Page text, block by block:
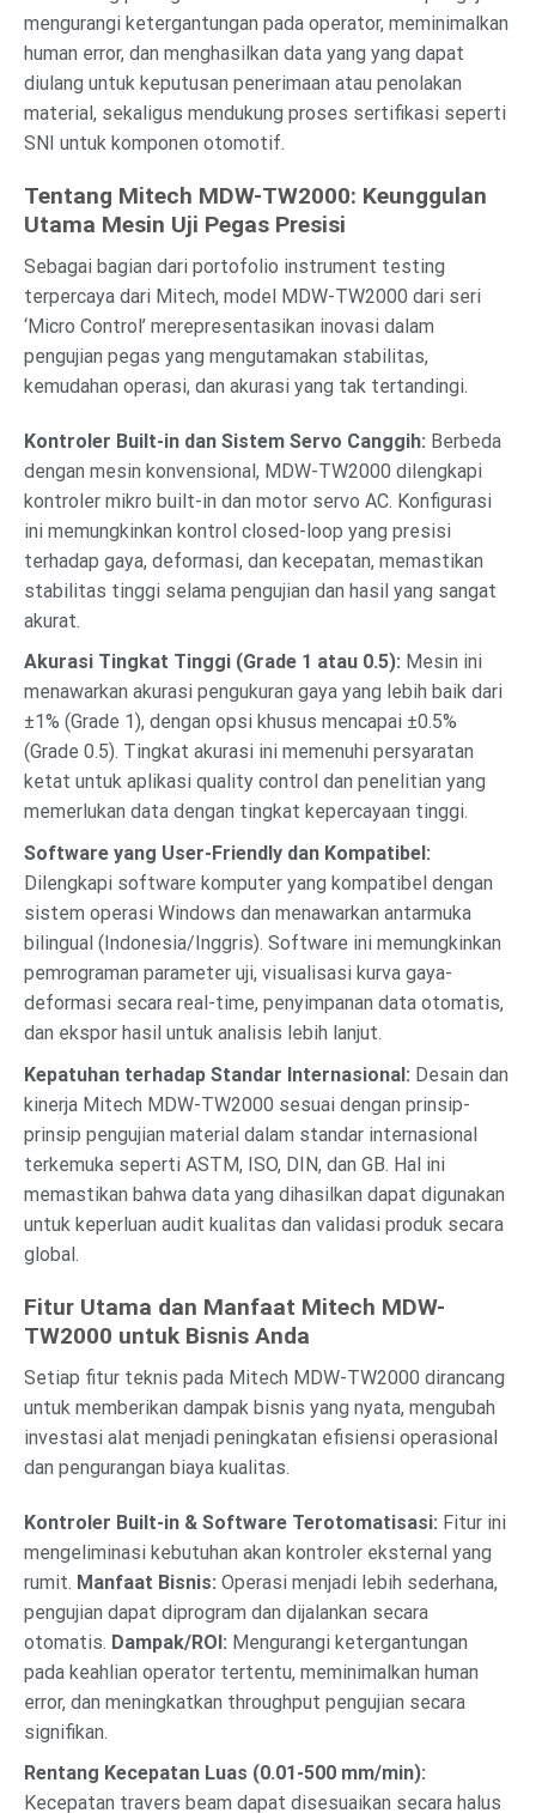
mengurangi ketergantungan pada operator, meminimalkan
human error, dan menghasilkan data yang yang dapat
diulang untuk keputusan penerimaan atau penolakan
material, sekaligus mendukung proses sertifikasi seperti
SNI untuk komponen otomotif.
Tentang Mitech MDW-TW2000: Keunggulan
Utama Mesin Uji Pegas Presisi
Sebagai bagian dari portofolio instrument testing
terpercaya dari Mitech, model MDW-TW2000 dari seri
‘Micro Control’ merepresentasikan inovasi dalam
pengujian pegas yang mengutamakan stabilitas,
kemudahan operasi, dan akurasi yang tak tertandingi.
Kontroler Built-in dan Sistem Servo Canggih: Berbeda
dengan mesin konvensional, MDW-TW2000 dilengkapi
kontroler mikro built-in dan motor servo AC. Konfigurasi
ini memungkinkan kontrol closed-loop yang presisi
terhadap gaya, deformasi, dan kecepatan, memastikan
stabilitas tinggi selama pengujian dan hasil yang sangat
akurat.
Akurasi Tingkat Tinggi (Grade 1 atau 0.5): Mesin ini
menawarkan akurasi pengukuran gaya yang lebih baik dari
±1% (Grade 1), dengan opsi khusus mencapai ±0.5%
(Grade 0.5). Tingkat akurasi ini memenuhi persyaratan
ketat untuk aplikasi quality control dan penelitian yang
memerlukan data dengan tingkat kepercayaan tinggi.
Software yang User-Friendly dan Kompatibel:
Dilengkapi software komputer yang kompatibel dengan
sistem operasi Windows dan menawarkan antarmuka
bilingual (Indonesia/Inggris). Software ini memungkinkan
pemrograman parameter uji, visualisasi kurva gaya-
deformasi secara real-time, penyimpanan data otomatis,
dan ekspor hasil untuk analisis lebih lanjut.
Kepatuhan terhadap Standar Internasional: Desain dan
kinerja Mitech MDW-TW2000 sesuai dengan prinsip-
prinsip pengujian material dalam standar internasional
terkemuka seperti ASTM, ISO, DIN, dan GB. Hal ini
memastikan bahwa data yang dihasilkan dapat digunakan
untuk keperluan audit kualitas dan validasi produk secara
global.
Fitur Utama dan Manfaat Mitech MDW-
TW2000 untuk Bisnis Anda
Setiap fitur teknis pada Mitech MDW-TW2000 dirancang
untuk memberikan dampak bisnis yang nyata, mengubah
investasi alat menjadi peningkatan efisiensi operasional
dan pengurangan biaya kualitas.
Kontroler Built-in & Software Terotomatisasi: Fitur ini
mengeliminasi kebutuhan akan kontroler eksternal yang
rumit. Manfaat Bisnis: Operasi menjadi lebih sederhana,
pengujian dapat diprogram dan dijalankan secara
otomatis. Dampak/ROI: Mengurangi ketergantungan
pada keahlian operator tertentu, meminimalkan human
error, dan meningkatkan throughput pengujian secara
signifikan.
Rentang Kecepatan Luas (0.01-500 mm/min):
Kecepatan travers beam dapat disesuaikan secara halus